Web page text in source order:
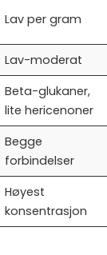
Lav per gram
Lav-moderat
Beta-glukaner,
lite hericenoner
Begge
forbindelser
Høyest
konsentrasjon